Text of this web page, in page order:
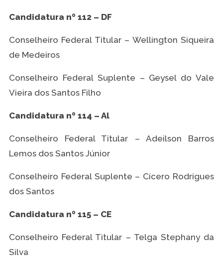
Candidatura nº 112 – DF
Conselheiro Federal Titular – Wellington Siqueira
de Medeiros
Conselheiro Federal Suplente – Geysel do Vale
Vieira dos Santos Filho
Candidatura nº 114 – Al
Conselheiro Federal Titular – Adeilson Barros
Lemos dos Santos Júnior
Conselheiro Federal Suplente – Cícero Rodrigues
dos Santos
Candidatura nº 115 – CE
Conselheiro Federal Titular – Telga Stephany da
Silva